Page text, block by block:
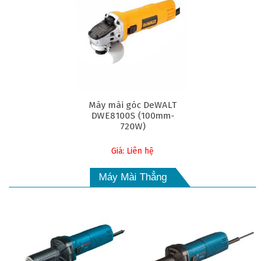
Máy mài góc DeWALT
DWE8100S (100mm-
720W)
Giá: Liên hệ
Máy Mài Thẳng